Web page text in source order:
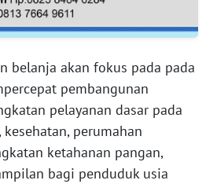
belanja akan fokus pada pada
pembangunan
pelayanan dasar pada
perumahan
ketahanan pangan,
bagi penduduk usia